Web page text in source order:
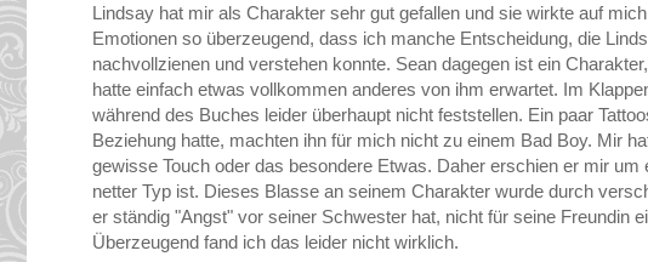
Lindsay hat mir als Charakter sehr gut gefallen und sie wirkte auf
Emotionen so überzeugend, dass ich manche Entscheidung, die
nachvollzienen und verstehen konnte. Sean dagegen ist ein
hatte einfach etwas vollkommen anderes von ihm erwartet. Im
während des Buches leider überhaupt nicht feststellen. Ein paar
Beziehung hatte, machten ihn für mich nicht zu einem Bad Boy. Mir
gewisse Touch oder das besondere Etwas. Daher erschien er mir
netter Typ ist. Dieses Blasse an seinem Charakter wurde durch
er ständig "Angst" vor seiner Schwester hat, nicht für seine Freundin
Überzeugend fand ich das leider nicht wirklich.